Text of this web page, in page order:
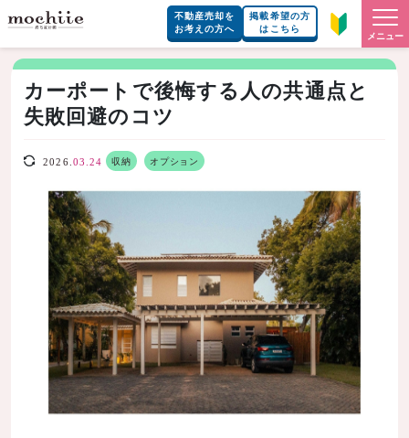
不動産売却を
お考えの方へ
掲載希望の方
はこちら
メニュー
カーポートで後悔する人の共通点と
失敗回避のコツ
2026. 03.24 収納 オプション